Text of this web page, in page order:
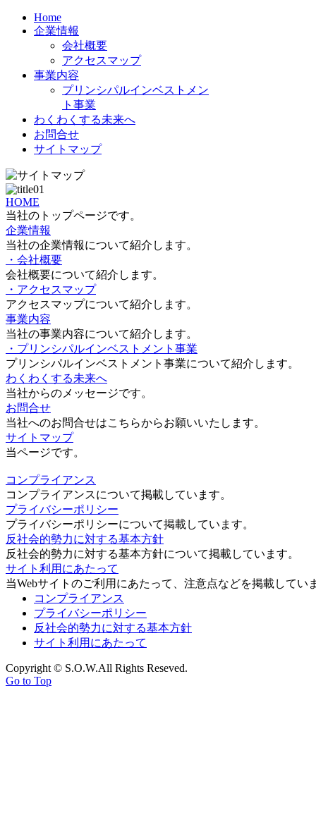
Home
企業情報
会社概要
アクセスマップ
事業内容
プリンシパルインベストメン
ト事業
わくわくする未来へ
お問合せ
サイトマップ
HOME
当社のトップページです。
企業情報
当社の企業情報について紹介します。
・会社概要
会社概要について紹介します。
・アクセスマップ
アクセスマップについて紹介します。
事業内容
当社の事業内容について紹介します。
・プリンシパルインベストメント事業
プリンシパルインベストメント事業について紹介します。
わくわくする未来へ
当社からのメッセージです。
お問合せ
当社へのお問合せはこちらからお願いいたします。
サイトマップ
当ページです。
コンプライアンス
コンプライアンスについて掲載しています。
プライバシーポリシー
プライバシーポリシーについて掲載しています。
反社会的勢力に対する基本方針
反社会的勢力に対する基本方針について掲載しています。
サイト利用にあたって
当Webサイトのご利用にあたって、注意点などを掲載してい
コンプライアンス
プライバシーポリシー
反社会的勢力に対する基本方針
サイト利用にあたって
Copyright © S.O.W.All Rights Reseved.
Go to Top